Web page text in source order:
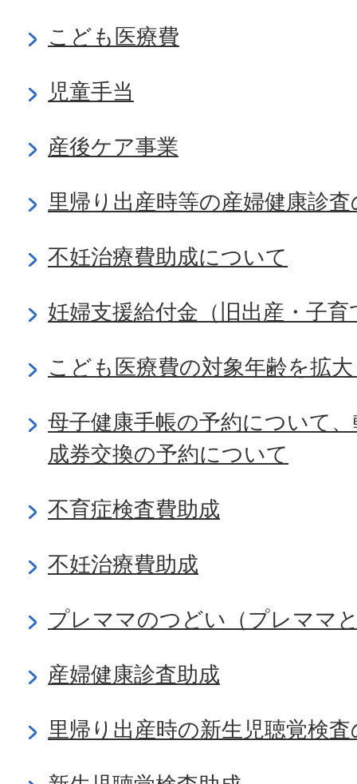
こども医療費
児童手当
産後ケア事業
里帰り出産時等の産婦健康診
不妊治療費助成について
妊婦支援給付金（旧出産・子
こども医療費の対象年齢を拡
母子健康手帳の予約について
成券交換の予約について
不育症検査費助成
不妊治療費助成
プレママのつどい（プレママ
産婦健康診査助成
里帰り出産時の新生児聴覚検